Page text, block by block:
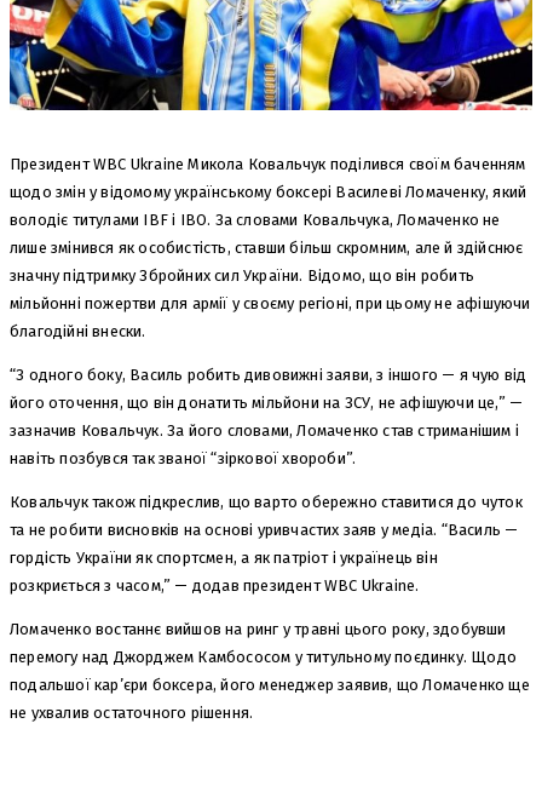
Президент WBC Ukraine Микола Ковальчук поділився своїм баченням
щодо змін у відомому українському боксері Василеві Ломаченку, який
володіє титулами IBF і IBO. За словами Ковальчука, Ломаченко не
лише змінився як особистість, ставши більш скромним, але й здійснює
значну підтримку Збройних сил України. Відомо, що він робить
мільйонні пожертви для армії у своєму регіоні, при цьому не афішуючи
благодійні внески.
“З одного боку, Василь робить дивовижні заяви, з іншого — я чую від
його оточення, що він донатить мільйони на ЗСУ, не афішуючи це,” —
зазначив Ковальчук. За його словами, Ломаченко став стриманішим і
навіть позбувся так званої “зіркової хвороби”.
Ковальчук також підкреслив, що варто обережно ставитися до чуток
та не робити висновків на основі уривчастих заяв у медіа. “Василь —
гордість України як спортсмен, а як патріот і українець він
розкриється з часом,” — додав президент WBC Ukraine.
Ломаченко востаннє вийшов на ринг у травні цього року, здобувши
перемогу над Джорджем Камбососом у титульному поєдинку. Щодо
подальшої кар’єри боксера, його менеджер заявив, що Ломаченко ще
не ухвалив остаточного рішення.